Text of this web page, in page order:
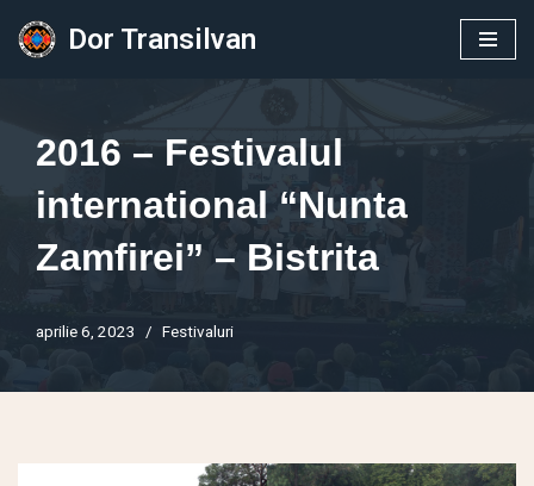
Sari
Dor Transilvan
2016 – Festivalul
international “Nunta
Zamfirei” – Bistrita
aprilie 6, 2023 Festivaluri